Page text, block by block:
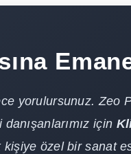
yorulursunuz. Zeo
için
kişiye özel bir sanat